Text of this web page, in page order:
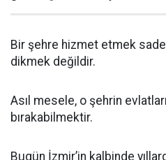
Bir şehre hizmet etmek
dikmek değildir.
Asıl mesele, o şehrin
bırakabilmektir.
Bugün İzmir’in kalbinde